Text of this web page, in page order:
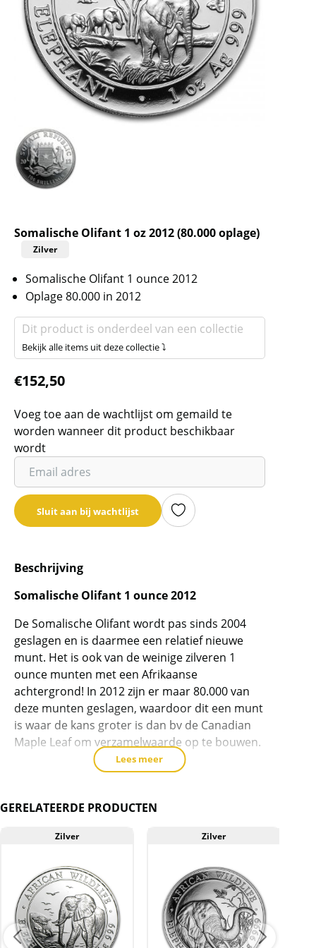
Somalische Olifant 1 oz 2012 (80.000 oplage)
Zilver
Somalische Olifant 1 ounce 2012
Oplage 80.000 in 2012
Dit product is onderdeel van een collectie
Bekijk alle items uit deze collectie ⤵
€152,50
Voeg toe aan de wachtlijst om gemaild te
worden wanneer dit product beschikbaar
wordt
Vul
je
email
adres
de
wachtlijst
voor
dit
product
toe
te
voegen
Sluit aan bij wachtlijst
Beschrijving
Somalische Olifant 1 ounce 2012
De Somalische Olifant wordt pas sinds 2004
geslagen en is daarmee een relatief nieuwe
munt. Het is ook van de weinige zilveren 1
ounce munten met een Afrikaanse
achtergrond! In 2012 zijn er maar 80.000 van
deze munten geslagen, waardoor dit een munt
is waar de kans groter is dan bv de Canadian
Maple Leaf om verzamelwaarde op te bouwen.
De munt uit 2011 bevat een zilver gehalte van
Mint. De munten wegen 1 troy ounce =
verschenen van maar 5.000 stuks. Doordat de
munt wereldwijd steeds meer liefhebbers
aangetrokken heeft, is de oplage in 2013
gestegen naar 130.000. Ten opzichte van de
American Eagle, Canadian Maple Leaf en
Lees meer
GERELATEERDE PRODUCTEN
Zilver Zilver